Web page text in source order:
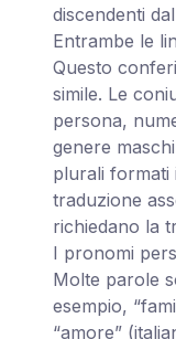
discendenti
Entrambe le
Questo
simile. Le
persona,
genere
plurali formati
traduzione
richiedano la
I pronomi
Molte parole
esempio,
“amore”